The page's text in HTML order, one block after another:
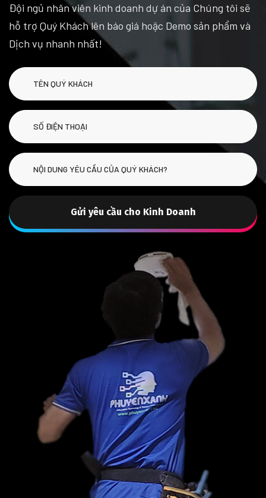
Đội ngủ nhân viên kinh doanh dự án của Chúng tôi sẽ
hỗ trợ Quý Khách lên báo giá hoặc Demo sản phẩm và
Dịch vụ nhanh nhất!
Gửi yêu cầu cho Kinh Doanh